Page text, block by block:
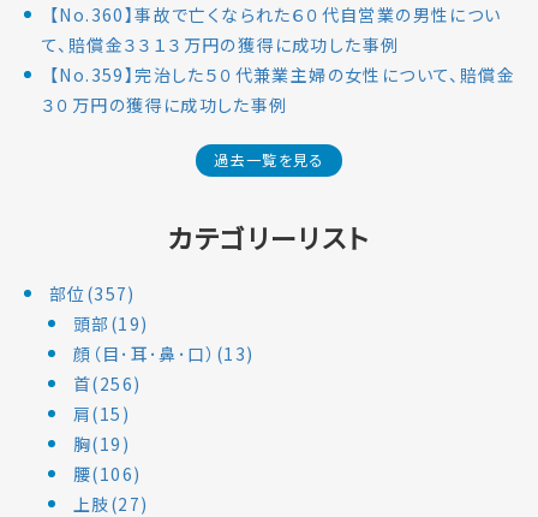
【No.360】事故で亡くなられた６０代自営業の男性につい
て、賠償金３３１３万円の獲得に成功した事例
【No.359】完治した５０代兼業主婦の女性について、賠償金
３０万円の獲得に成功した事例
過去一覧を見る
カテゴリーリスト
部位(357)
頭部(19)
顔（目･耳･鼻･口）(13)
首(256)
肩(15)
胸(19)
腰(106)
上肢(27)